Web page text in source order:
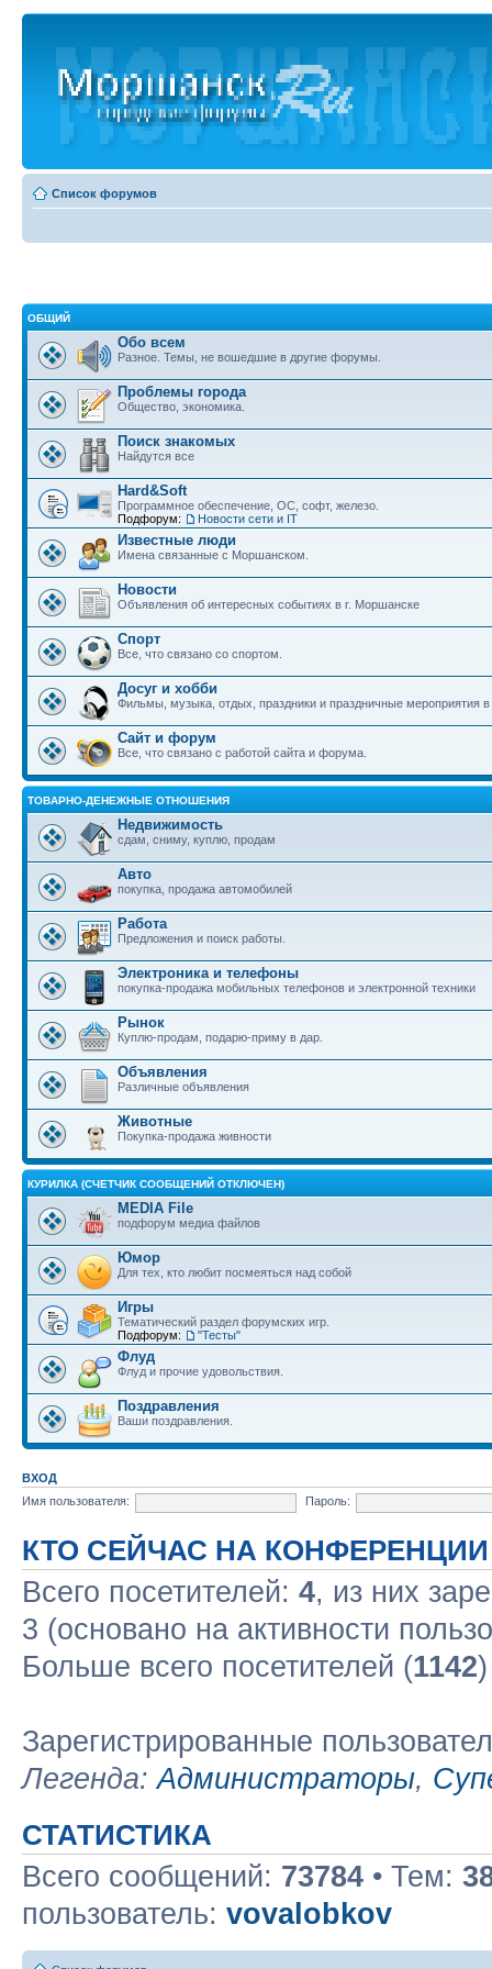
Список форумов
ОБЩИЙ
Обо всем
Разное. Темы, не вошедшие в другие форумы.
Проблемы города
Общество, экономика.
Поиск знакомых
Найдутся все
Hard&Soft
Программное обеспечение, ОС, софт, железо.
Подфорум:
Новости сети и IT
Известные люди
Имена связанные с Моршанском.
Новости
Объявления об интересных событиях в г. Моршанске
Спорт
Все, что связано со спортом.
Досуг и хобби
Фильмы, музыка, отдых, праздники и праздничные мероприятия
Сайт и форум
Все, что связано с работой сайта и форума.
ТОВАРНО-ДЕНЕЖНЫЕ ОТНОШЕНИЯ
Недвижимость
сдам, сниму, куплю, продам
Авто
покупка, продажа автомобилей
Работа
Предложения и поиск работы.
Электроника и телефоны
покупка-продажа мобильных телефонов и электронной техники
Рынок
Куплю-продам, подарю-приму в дар.
Объявления
Различные объявления
Животные
Покупка-продажа живности
КУРИЛКА (СЧЕТЧИК СООБЩЕНИЙ ОТКЛЮЧЕН)
MEDIA File
подфорум медиа файлов
Юмор
Для тех, кто любит посмеяться над собой
Игры
Тематический раздел форумских игр.
Подфорум:
"Тесты"
Флуд
Флуд и прочие удовольствия.
Поздравления
Ваши поздравления.
ВХОД
Имя пользователя:
Пароль:
КТО СЕЙЧАС НА КОНФЕРЕНЦИИ
Всего посетителей: 4, из них
3 (основано на активности
Больше всего посетителей (1142
Зарегистрированные
Легенда:Администраторы,
СТАТИСТИКА
Всего сообщений: 73784 • Тем:
пользователь: vovalobkov